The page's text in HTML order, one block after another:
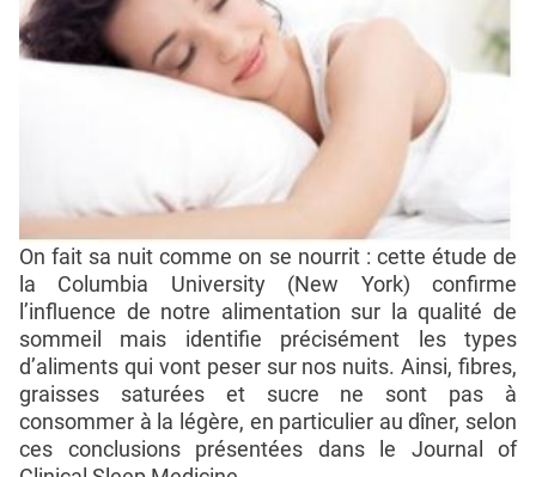
On fait sa nuit comme on se nourrit : cette étude de
la Columbia University (New York) confirme
l’influence de notre alimentation sur la qualité de
sommeil mais identifie précisément les types
d’aliments qui vont peser sur nos nuits. Ainsi, fibres,
graisses saturées et sucre ne sont pas à
consommer à la légère, en particulier au dîner, selon
ces conclusions présentées dans le Journal of